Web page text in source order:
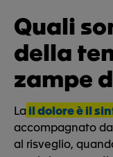
Quali
della
zampe
La il dolore è il
accompagnato
al risveglio,